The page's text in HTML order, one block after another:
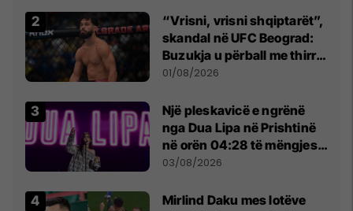
“Vrisni, vrisni shqiptarët”,
skandal në UFC Beograd:
Buzukja u përball me thirrje
anti-shqiptare nga
01/08/2026
Një pleskavicë e ngrënë
nga Dua Lipa në Prishtinë
në orën 04:28 të mëngjesit
- dhe bota digjitale serbe
03/08/2026
Mirlind Daku mes lotëve